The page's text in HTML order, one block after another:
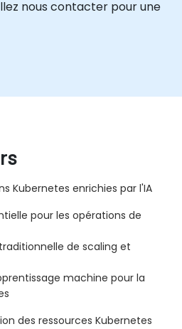
nous contacter pour une
Kubernetes enrichies par l'IA
pour les opérations de
de scaling et
machine pour la
des ressources Kubernetes